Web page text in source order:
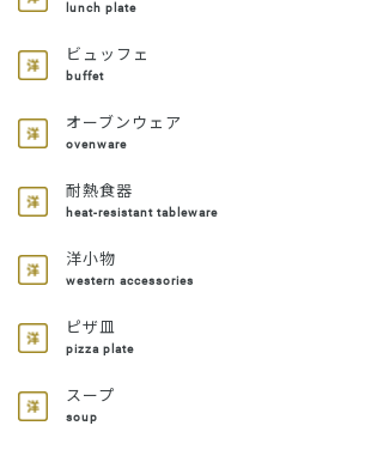
lunch plate
ビュッフェ
buffet
オーブンウェア
ovenware
耐熱食器
heat-resistant tableware
洋小物
western accessories
ピザ皿
pizza plate
スープ
soup